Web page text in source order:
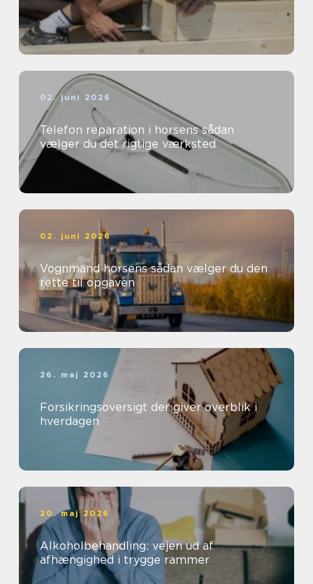
02. juni 2026
Telefon reparation i horsens sådan
vælger du det rigtige værksted
02. juni 2026
Vognmand horsens sådan vælger du den
rette til opgaven
26. maj 2026
Forsikringsoversigt der giver overblik i
hverdagen
20. maj 2026
Alkoholbehandling: vejen ud af
afhængighed i trygge rammer